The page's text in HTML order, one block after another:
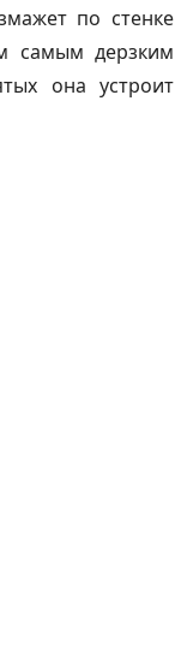
по стенке
самым дерзким
она устроит